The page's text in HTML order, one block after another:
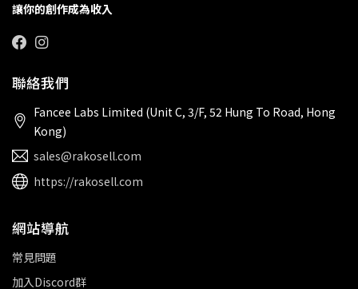
讓你的創作成為收入
聯絡我們
Fancee Labs Limited (Unit C, 3/F, 52 Hung To Road, Hong
Kong)
sales@rakosell.com
https://rakosell.com
網站導航
常見問題
加入Discord群